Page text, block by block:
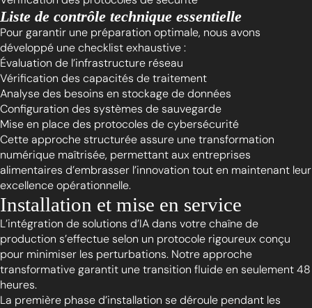
Liste de contrôle technique essentielle
Pour garantir une préparation optimale, nous avons
développé une checklist exhaustive :
Évaluation de l’infrastructure réseau
Vérification des capacités de traitement
Analyse des besoins en stockage de données
Configuration des systèmes de sauvegarde
Mise en place des protocoles de cybersécurité
Cette approche structurée assure une transformation
numérique maîtrisée, permettant aux entreprises
alimentaires d’embrasser l’innovation tout en maintenant leur
excellence opérationnelle.
Installation et mise en service
L’intégration de solutions d’IA dans votre chaîne de
production s’effectue selon un protocole rigoureux conçu
pour minimiser les perturbations. Notre approche
transformative garantit une transition fluide en seulement 48
heures.
La première phase d’installation se déroule pendant les